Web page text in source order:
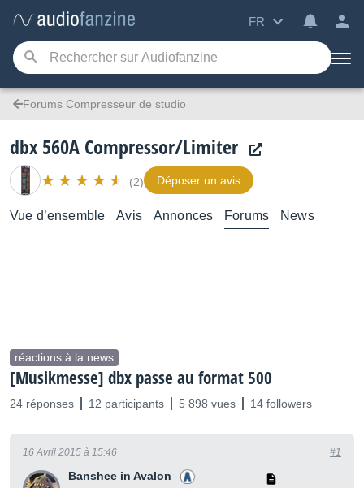
FR
Forums Compresseur de studio
dbx 560A Compressor/Limiter
(2) Déposer un avis
Vue d’ensemble Avis Annonces Forums News
réactions à la news
[Musikmesse] dbx passe au format 500
24 réponses 12 participants 5 898 vues 14 followers
Banshee in Avalon
16 Avril 2015 à 15:46 #1